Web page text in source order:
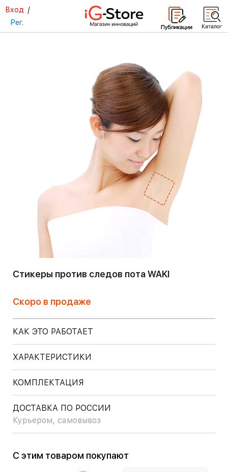
Вход /
Рег.
Стикеры против следов пота WAKI
Скоро в продаже
КАК ЭТО РАБОТАЕТ
ХАРАКТЕРИСТИКИ
КОМПЛЕКТАЦИЯ
ДОСТАВКА ПО РОССИИ
Курьером, самовывоз
С этим товаром покупают